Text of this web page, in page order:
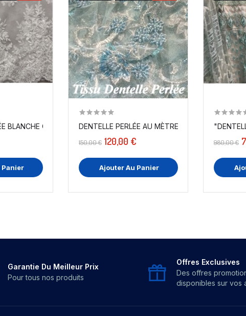
DENTELLE PERLÉE BLANCHE COUTURE AU MÈTRE EN...
Panier
DENTELLE PERLÉE AU MÈTRE TURQUOISE EN
150,00 € 120,00 €
Ajouter Au Panier
980,00 €
Garantie Du Meilleur Prix
Pour tous nos produits
Offres Exclusives
Des offres
disponibles sur vos